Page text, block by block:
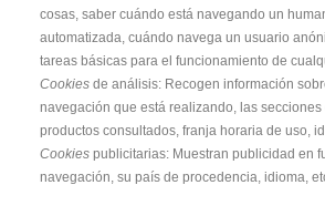
cosas, saber cuándo está navegando un
automatizada, cuándo navega un usuario
tareas básicas para el funcionamiento de
Cookies de análisis: Recogen información
navegación que está realizando, las
productos consultados, franja horaria de uso,
Cookies publicitarias: Muestran publicidad en
navegación, su país de procedencia, idioma,
Para que
podamos
funcionalidad
y estructura
base a cómo